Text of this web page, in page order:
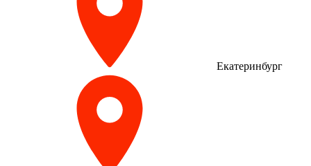
Екатеринбург